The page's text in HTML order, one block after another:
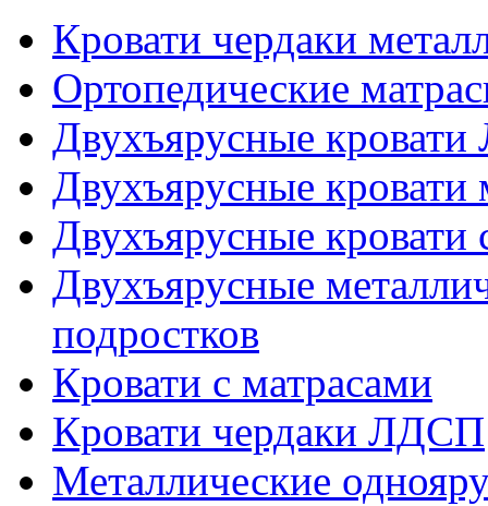
Кровати чердаки
Ортопедические
Двухъярусные
Двухъярусные кровати
Двухъярусные кровати
Двухъярусные
подростков
Кровати с матрасами
Кровати чердаки ЛДСП
Металлические